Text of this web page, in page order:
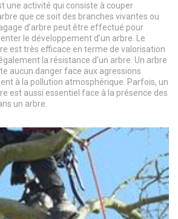
une activité qui consiste à couper
que ce soit des branches vivantes ou
d’arbre peut être effectué pour
le développement d’un arbre. Le
est très efficace en terme de valorisation
la résistance d’un arbre. Un arbre
aucun danger face aux agressions
à la pollution atmosphérique. Parfois, un
est aussi essentiel face à la présence des
un arbre.